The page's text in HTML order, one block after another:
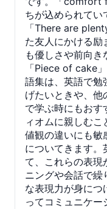
ちが込められてい
「There are
た友人にかける励
も優しさや前向き
「Piece of cake
語集は、英語で勉
げたいときや、他
で学ぶ時にもお
ィオムに親しむ
値観の違いにも
についてきます。
て、これらの表現
ニングや会話で繰
な表現力が身につ
ってコミュニケー